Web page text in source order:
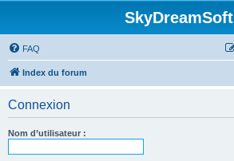
SkyDreamSoft
FAQ
Index du forum
Connexion
Nom d’utilisateur :